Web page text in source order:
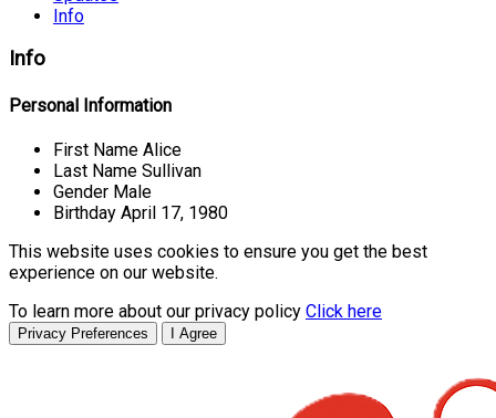
Info
Info
Personal Information
First Name Alice
Last Name Sullivan
Gender Male
Birthday April 17, 1980
This website uses cookies to ensure you get the best
experience on our website.
To learn more about our privacy policy Click here
Privacy Preferences I Agree